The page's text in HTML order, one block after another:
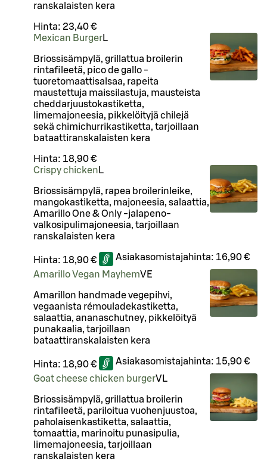
ranskalaisten kera
Hinta: 23,40 €
Mexican BurgerL
Briossisämpylä, grillattua broilerin
rintafileetä, pico de gallo -
tuoretomaattisalsaa, rapeita
maustettuja maissilastuja, mausteista
cheddarjuustokastiketta,
limemajoneesia, pikkelöityjä chilejä
sekä chimichurrikastiketta, tarjoillaan
bataattiranskalaisten kera
Hinta: 18,90 €
Crispy chicken L
Briossisämpylä, rapea broilerinleike,
mangokastiketta, majoneesia, salaattia,
Amarillo One & Only -jalapeno-
valkosipulimajoneesia, tarjoillaan
ranskalaisten kera
Hinta: 18,90 € Asiakasomistajahinta: 16,90 €
Amarillo Vegan MayhemVE
Amarillon handmade vegepihvi,
vegaanista rémouladekastiketta,
salaattia, ananaschutney, pikkelöityä
punakaalia, tarjoillaan
bataattiranskalaisten kera
Hinta: 18,90 € Asiakasomistajahinta: 15,90 €
Goat cheese chicken burgerVL
Briossisämpylä, grillattua broilerin
rintafileetä, pariloitua vuohenjuustoa,
paholaisenkastiketta, salaattia,
tomaattia, marinoitu punasipulia,
limemajoneesia, tarjoillaan
ranskalaisten kera